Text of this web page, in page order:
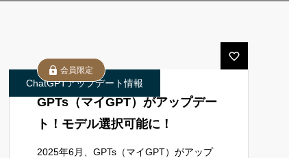
ChatGPTアップデート情報
会員限定
GPTs（マイGPT）がアップデー
ト！モデル選択可能に！
2025年6月、GPTs（マイGPT）がアップ